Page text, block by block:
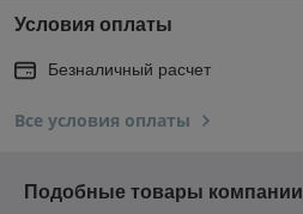
Условия оплаты
Безналичный расчет
Все условия оплаты
Подобные товары компании